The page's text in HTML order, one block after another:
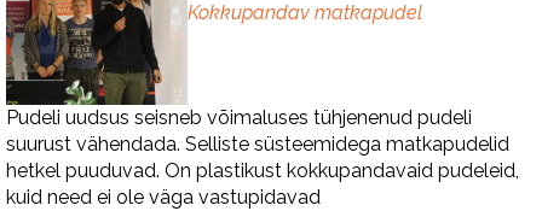
Kokkupandav matkapudel
Pudeli uudsus seisneb võimaluses tühjenenud pudeli
suurust vähendada. Selliste süsteemidega matkapudelid
hetkel puuduvad. On plastikust kokkupandavaid pudeleid,
kuid need ei ole väga vastupidavad